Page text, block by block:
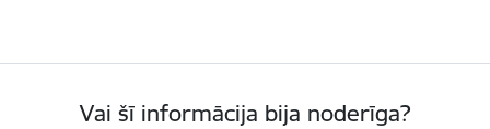
Vai šī informācija bija noderīga?